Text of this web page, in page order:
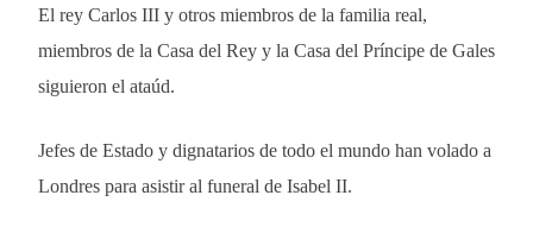
El rey Carlos III y otros miembros de la familia real,
miembros de la Casa del Rey y la Casa del Príncipe de Gales
siguieron el ataúd.
Jefes de Estado y dignatarios de todo el mundo han volado a
Londres para asistir al funeral de Isabel II.